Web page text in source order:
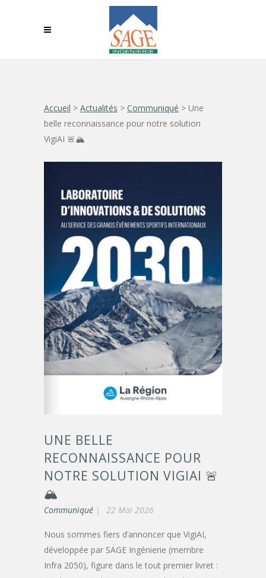
Accueil > Actualités > Communiqué > Une
belle reconnaissance pour notre solution
VigiAI 🚨🏔️
UNE BELLE
RECONNAISSANCE POUR
NOTRE SOLUTION VIGIAI 🚨
🏔️
Communiqué 22 Mai 2026
Nous sommes fiers d’annoncer que VigiAI,
développée par SAGE Ingénierie (membre
Infra 2050), figure dans le tout premier livret :